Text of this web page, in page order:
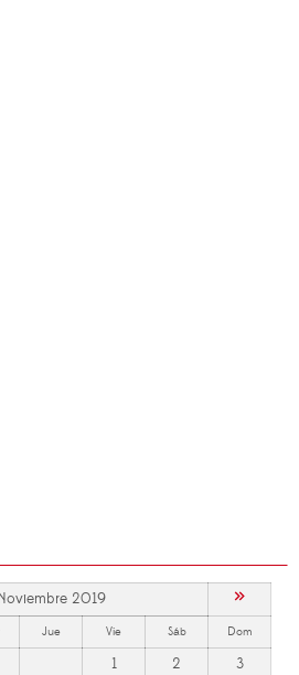
2019 »
Jue Vie Sáb Dom
1 2
3